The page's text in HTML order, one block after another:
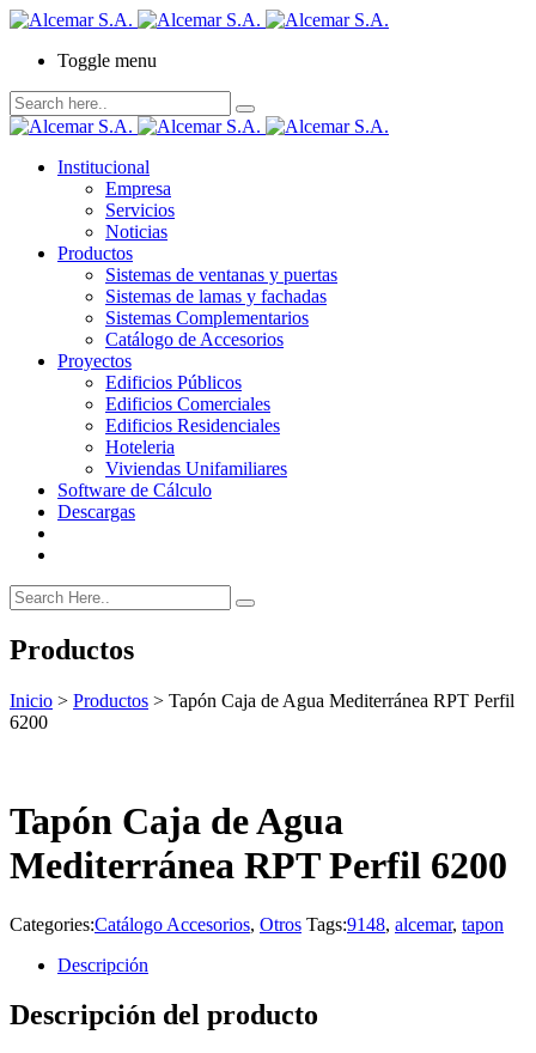
Toggle menu
Institucional
Empresa
Servicios
Noticias
Productos
Sistemas de ventanas y puertas
Sistemas de lamas y fachadas
Sistemas Complementarios
Catálogo de Accesorios
Proyectos
Edificios Públicos
Edificios Comerciales
Edificios Residenciales
Hoteleria
Viviendas Unifamiliares
Software de Cálculo
Descargas
Productos
Inicio > Productos > Tapón Caja de Agua Mediterránea RPT Perfil
6200
Tapón Caja de Agua
Mediterránea RPT Perfil 6200
Categories:Catálogo Accesorios, Otros Tags:9148, alcemar, tapon
Descripción
Descripción del producto